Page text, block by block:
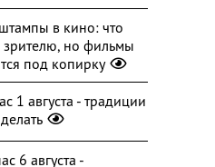
в кино: что
но фильмы
под копирку
1 августа - традиции
6 августа -